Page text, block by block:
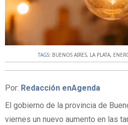
TAGS: BUENOS AIRES, LA PLATA,
Por: Redacción enAgenda
El gobierno de la provincia de
viernes un nuevo aumento en las